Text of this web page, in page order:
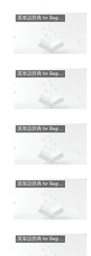
英単語辞典 for Beginners
英単語辞典 for Beginners
英単語辞典 for Beginners
英単語辞典 for Beginners
英単語辞典 for Beginners